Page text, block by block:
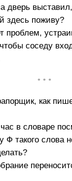
дверь
здесь поживу?
проблем,
соседу
• • •
как
в словаре
Ф такого слова